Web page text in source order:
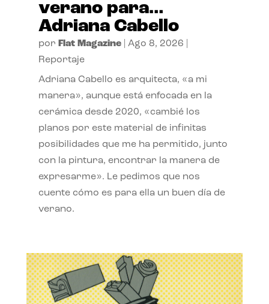
verano para…
Adriana Cabello
por Flat Magazine| Ago 8, 2026
Reportaje
Adriana Cabello es arquitecta, «a mi
manera», aunque está enfocada en la
cerámica desde 2020, «cambié los
planos por este material de infinitas
posibilidades que me ha permitido, junto
con la pintura, encontrar la manera de
expresarme». Le pedimos que nos
cuente cómo es para ella un buen día de
verano.